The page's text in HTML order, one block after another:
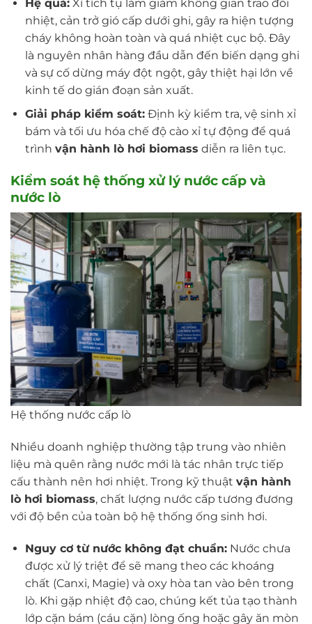
Hệ quả:Xỉ tích tụ làm giảm không gian trao đổi
nhiệt, cản trở gió cấp dưới ghi, gây ra hiện tượng
cháy không hoàn toàn và quá nhiệt cục bộ. Đây
là nguyên nhân hàng đầu dẫn đến biến dạng ghi
và sự cố dừng máy đột ngột, gây thiệt hại lớn về
kinh tế do gián đoạn sản xuất.
Giải pháp kiểm soát:Định kỳ kiểm tra, vệ sinh xỉ
bám và tối ưu hóa chế độ cào xỉ tự động để quá
trình vận hành lò hơi biomass diễn ra liên tục.
Kiểm soát hệ thống xử lý nước cấp và
nước lò
Hệ thống nước cấp lò
Nhiều doanh nghiệp thường tập trung vào nhiên
liệu mà quên rằng nước mới là tác nhân trực tiếp
cấu thành nên hơi nhiệt. Trong kỹ thuật vận hành
lò hơi biomass, chất lượng nước cấp tương đương
với độ bền của toàn bộ hệ thống ống sinh hơi.
Nguy cơ từ nước không đạt chuẩn:Nước chưa
được xử lý triệt để sẽ mang theo các khoáng
chất (Canxi, Magie) và oxy hòa tan vào bên trong
lò. Khi gặp nhiệt độ cao, chúng kết tủa tạo thành
lớp cặn bám (cáu cặn) lòng ống hoặc gây ăn mòn